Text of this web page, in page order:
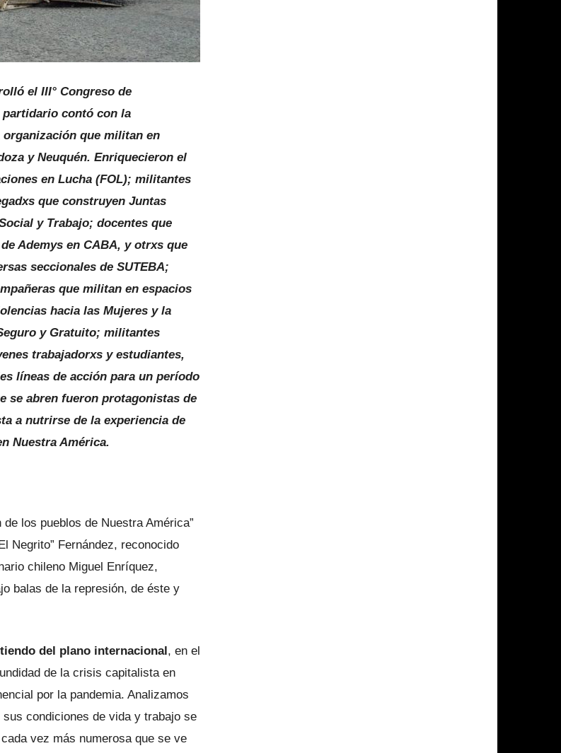
el III° Congreso de
partidario contó con la
que militan en
y Neuquén. Enriquecieron el
en Lucha (FOL); militantes
que construyen Juntas
y Trabajo; docentes que
Ademys en CABA, y otrxs que
seccionales de SUTEBA;
que militan en espacios
hacia las Mujeres y la
y Gratuito; militantes
trabajadorxs y estudiantes,
líneas de acción para un período
se abren fueron protagonistas de
a nutrirse de la experiencia de
Nuestra América.
los pueblos de Nuestra América”
Negrito” Fernández, reconocido
chileno Miguel Enríquez,
balas de la represión, de éste y
del plano internacional, en el
de la crisis capitalista en
por la pandemia. Analizamos
condiciones de vida y trabajo se
vez más numerosa que se ve